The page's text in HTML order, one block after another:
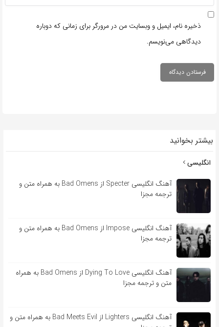
ذخیره نام، ایمیل و وبسایت من در مرورگر برای زمانی که دوباره
دیدگاهی می‌نویسم.
بیشتر بخوانید
انگلیسی
آهنگ انگلیسی Specter از Bad Omens به همراه متن و
ترجمه مجزا
آهنگ انگلیسی Impose از Bad Omens به همراه متن و
ترجمه مجزا
آهنگ انگلیسی Dying To Love از Bad Omens به همراه
متن و ترجمه مجزا
آهنگ انگلیسی Lighters از Bad Meets Evil به همراه متن و